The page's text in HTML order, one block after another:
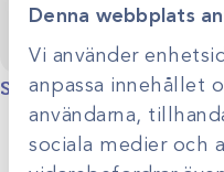
Denna webbplats
Vi använder
anpassa innehållet
användarna,
sociala medier och
Specifikationer